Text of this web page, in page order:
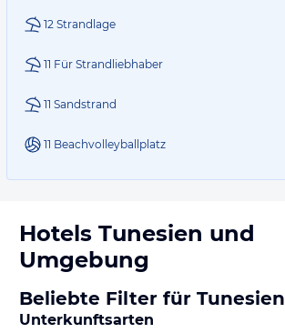
12 Strandlage
11 Für Strandliebhaber
11 Sandstrand
11 Beachvolleyballplatz
Hotels Tunesien und
Umgebung
Beliebte Filter für Tunesien
Unterkunftsarten